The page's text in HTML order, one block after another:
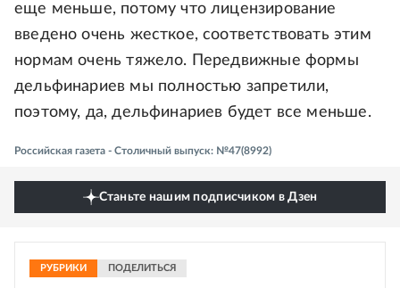
еще меньше, потому что лицензирование
введено очень жесткое, соответствовать этим
нормам очень тяжело. Передвижные формы
дельфинариев мы полностью запретили,
поэтому, да, дельфинариев будет все меньше.
Российская газета - Столичный выпуск: №47(8992)
Станьте нашим подписчиком в Дзен
РУБРИКИ ПОДЕЛИТЬСЯ